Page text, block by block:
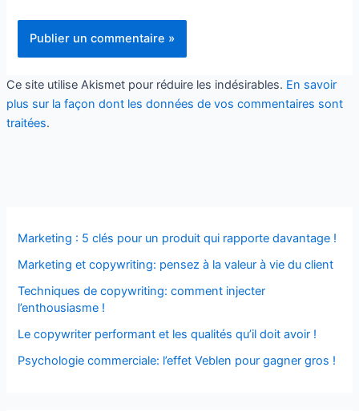
Ce site utilise Akismet pour réduire les indésirables. En savoir
plus sur la façon dont les données de vos commentaires sont
traitées.
Marketing : 5 clés pour un produit qui rapporte davantage !
Marketing et copywriting: pensez à la valeur à vie du client
Techniques de copywriting: comment injecter
l’enthousiasme !
Le copywriter performant et les qualités qu’il doit avoir !
Psychologie commerciale: l’effet Veblen pour gagner gros !